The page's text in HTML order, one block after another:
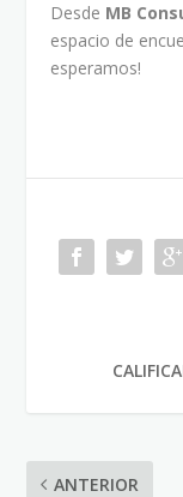
Desde MB
espacio de
esperamos!
ANTERIOR